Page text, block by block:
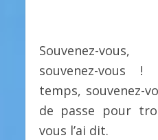
Souvenez-
souvenez-vous
temps, souvenez-
de passe pour
vous l’ai dit.